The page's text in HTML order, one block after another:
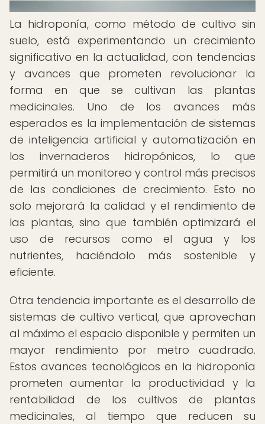
La hidroponía, como método de cultivo sin
suelo, está experimentando un crecimiento
significativo en la actualidad, con tendencias
y avances que prometen revolucionar la
forma en que se cultivan las plantas
medicinales. Uno de los avances más
esperados es la implementación de sistemas
de inteligencia artificial y automatización en
los invernaderos hidropónicos, lo que
permitirá un monitoreo y control más precisos
de las condiciones de crecimiento. Esto no
solo mejorará la calidad y el rendimiento de
las plantas, sino que también optimizará el
uso de recursos como el agua y los
nutrientes, haciéndolo más sostenible y
eficiente.
Otra tendencia importante es el desarrollo de
sistemas de cultivo vertical, que aprovechan
al máximo el espacio disponible y permiten un
mayor rendimiento por metro cuadrado.
Estos avances tecnológicos en la hidroponía
prometen aumentar la productividad y la
rentabilidad de los cultivos de plantas
medicinales, al tiempo que reducen su